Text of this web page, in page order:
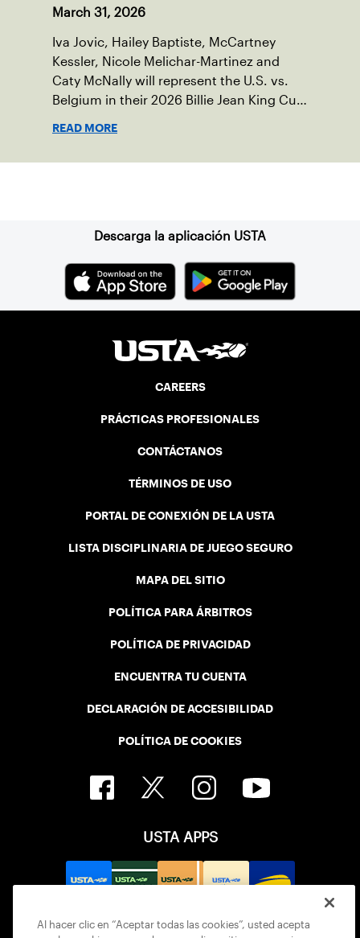
March 31, 2026
Iva Jovic, Hailey Baptiste, McCartney
Kessler, Nicole Melichar-Martinez and
Caty McNally will represent the U.S. vs.
Belgium in their 2026 Billie Jean King Cup
READ MORE
Descarga la aplicación USTA
CAREERS
PRÁCTICAS PROFESIONALES
CONTÁCTANOS
TÉRMINOS DE USO
PORTAL DE CONEXIÓN DE LA USTA
LISTA DISCIPLINARIA DE JUEGO SEGURO
MAPA DEL SITIO
POLÍTICA PARA ÁRBITROS
POLÍTICA DE PRIVACIDAD
ENCUENTRA TU CUENTA
DECLARACIÓN DE ACCESIBILIDAD
POLÍTICA DE COOKIES
USTA APPS
Al hacer clic en “Aceptar todas las cookies”, usted acepta